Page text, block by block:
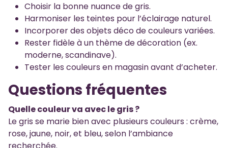
Choisir la bonne nuance de gris.
Harmoniser les teintes pour l’éclairage naturel.
Incorporer des objets déco de couleurs variées.
Rester fidèle à un thème de décoration (ex.
moderne, scandinave).
Tester les couleurs en magasin avant d’acheter.
Questions fréquentes
Quelle couleur va avec le gris ?
Le gris se marie bien avec plusieurs couleurs : crème,
rose, jaune, noir, et bleu, selon l’ambiance